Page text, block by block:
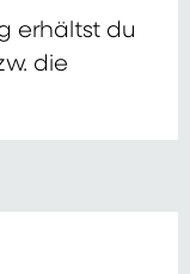
erhältst du
die